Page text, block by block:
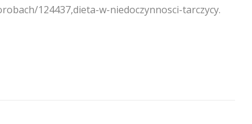
124437,dieta-w-niedoczynnosci-tarczycy.